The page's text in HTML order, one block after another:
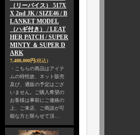
（リーバイス） 517X
X 2nd JK / SIZE46 / B
LANKET MODEL
（ハギ付き） / LEAT
HER PATCH / SUPER
MINTY ＆ SUPER D
ARK
7,480,000円(税込)
・こちらの商品はアイテ
ムの特性故、ネット販売
及び、通販の予定はござ
いません。ご購入希望の
お客様は事前にご連絡の
上、ご来店、ご商談が可
能な方と限らせて頂…